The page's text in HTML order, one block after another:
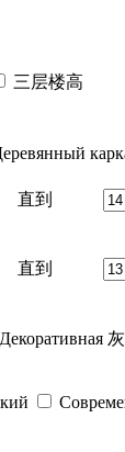
三层楼高
直到
直到
Декоративная